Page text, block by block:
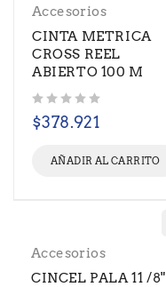
Accesorios
CINTA METRICA
CROSS REEL
ABIERTO 100 M
$378.921
AÑADIR AL CARRITO
Accesorios
CINCEL PALA 11 /8"